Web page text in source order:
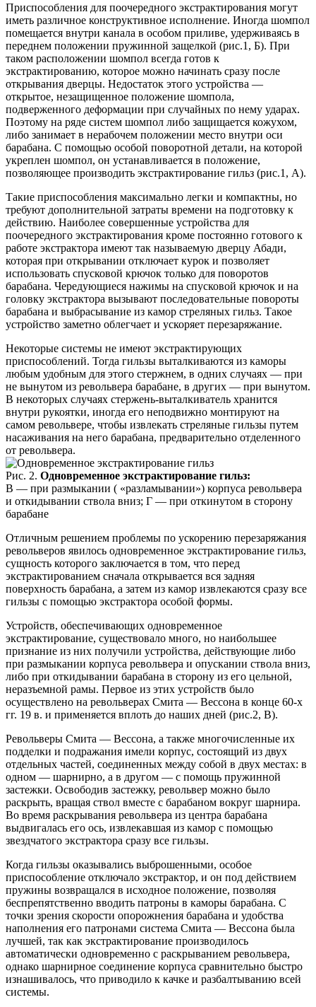
Приспособления для поочередного экстрактирования могут
иметь различное конструктивное исполнение. Иногда шомпол
помещается внутри канала в особом приливе, удерживаясь в
переднем положении пружинной защелкой (рис.1, Б). При
таком расположении шомпол всегда готов к
экстрактированию, которое можно начинать сразу после
открывания дверцы. Недостаток этого устройства —
открытое, незащищенное положение шомпола,
подверженного деформации при случайных по нему ударах.
Поэтому на ряде систем шомпол либо защищается кожухом,
либо занимает в нерабочем положении место внутри оси
барабана. С помощью особой поворотной детали, на которой
укреплен шомпол, он устанавливается в положение,
позволяющее производить экстрактирование гильз (рис.1, А).
Такие приспособления максимально легки и компактны, но
требуют дополнительной затраты времени на подготовку к
действию. Наиболее совершенные устройства для
поочередного экстрактирования кроме постоянно готового к
работе экстрактора имеют так называемую дверцу Абади,
которая при открывании отключает курок и позволяет
использовать спусковой крючок только для поворотов
барабана. Чередующиеся нажимы на спусковой крючок и на
головку экстрактора вызывают последовательные повороты
барабана и выбрасывание из камор стреляных гильз. Такое
устройство заметно облегчает и ускоряет перезаряжание.
Некоторые системы не имеют экстрактирующих
приспособлений. Тогда гильзы выталкиваются из каморы
любым удобным для этого стержнем, в одних случаях — при
не вынутом из револьвера барабане, в других — при вынутом.
В некоторых случаях стержень-выталкиватель хранится
внутри рукоятки, иногда его неподвижно монтируют на
самом револьвере, чтобы извлекать стреляные гильзы путем
насаживания на него барабана, предварительно отделенного
от револьвера.
Рис. 2. Одновременное экстрактирование гильз:
В — при размыкании ( «разламывании») корпуса револьвера
и откидывании ствола вниз; Г — при откинутом в сторону
барабане
Отличным решением проблемы по ускорению перезаряжания
револьверов явилось одновременное экстрактирование гильз,
сущность которого заключается в том, что перед
экстрактированием сначала открывается вся задняя
поверхность барабана, а затем из камор извлекаются сразу все
гильзы с помощью экстрактора особой формы.
Устройств, обеспечивающих одновременное
экстрактирование, существовало много, но наибольшее
признание из них получили устройства, действующие либо
при размыкании корпуса револьвера и опускании ствола вниз,
либо при откидывании барабана в сторону из его цельной,
неразъемной рамы. Первое из этих устройств было
осуществлено на револьверах Смита — Вессона в конце 60-х
гг. 19 в. и применяется вплоть до наших дней (рис.2, В).
Револьверы Смита — Вессона, а также многочисленные их
подделки и подражания имели корпус, состоящий из двух
отдельных частей, соединенных между собой в двух местах: в
одном — шарнирно, а в другом — с помощь пружинной
застежки. Освободив застежку, револьвер можно было
раскрыть, вращая ствол вместе с барабаном вокруг шарнира.
Во время раскрывания револьвера из центра барабана
выдвигалась его ось, извлекавшая из камор с помощью
звездчатого экстрактора сразу все гильзы.
Когда гильзы оказывались выброшенными, особое
приспособление отключало экстрактор, и он под действием
пружины возвращался в исходное положение, позволяя
беспрепятственно вводить патроны в каморы барабана. С
точки зрения скорости опорожнения барабана и удобства
наполнения его патронами система Смита — Вессона была
лучшей, так как экстрактирование производилось
автоматически одновременно с раскрыванием револьвера,
однако шарнирное соединение корпуса сравнительно быстро
изнашивалось, что приводило к качке и разбалтыванию всей
системы.